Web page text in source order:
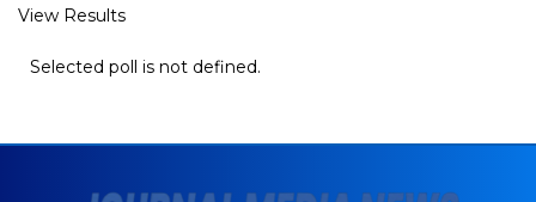
View Results
Selected poll is not defined.